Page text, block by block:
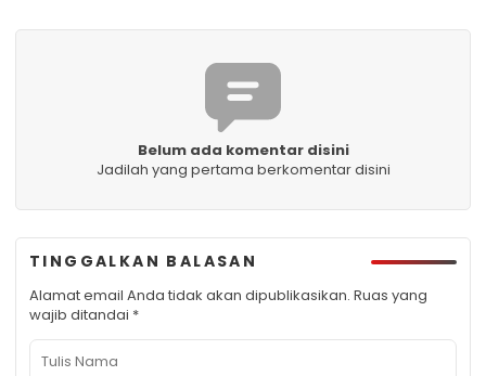
Belum ada komentar disini
Jadilah yang pertama berkomentar disini
TINGGALKAN BALASAN
Alamat email Anda tidak akan dipublikasikan. Ruas yang
wajib ditandai *